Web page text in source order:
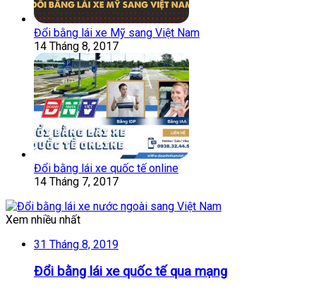
Đổi bằng lái xe Mỹ sang Việt Nam
14 Tháng 8, 2017
Đổi bằng lái xe quốc tế online
14 Tháng 7, 2017
Xem nhiều nhất
31 Tháng 8, 2019
Đổi bằng lái xe quốc tế qua mạng